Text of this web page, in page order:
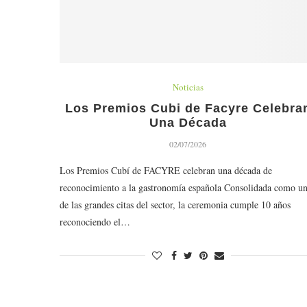
Noticias
Los Premios Cubi de Facyre
Una Década
02/07/2026
Los Premios Cubí de FACYRE celebran una década de
reconocimiento a la gastronomía española Consolidada como
de las grandes citas del sector, la ceremonia cumple 10 años
reconociendo el…